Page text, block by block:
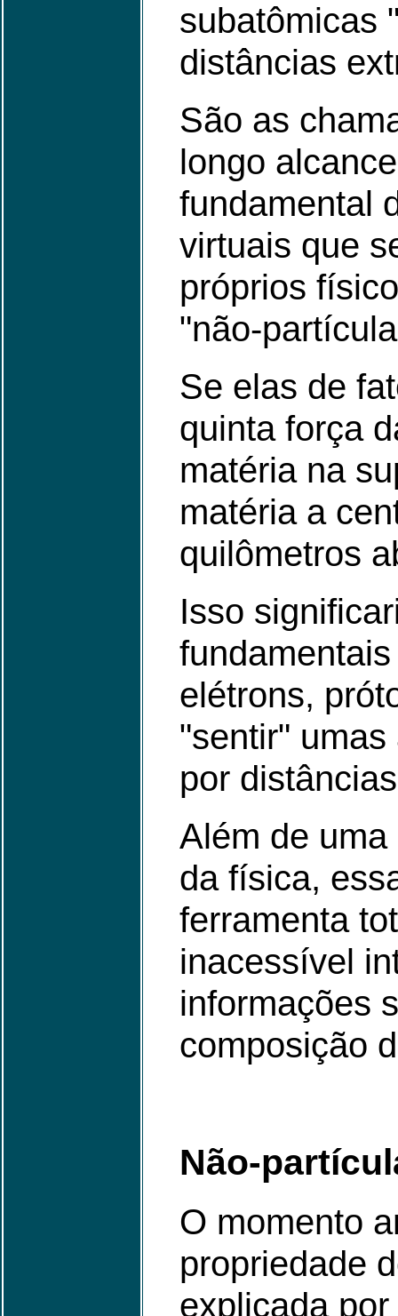
subatômicas
distâncias
São as
longo
fundamental
virtuais que
próprios
"não-
Se elas de
quinta força
matéria na
matéria a
quilômetros
Isso
elétrons,
"sentir"
por
Além de
da física,
ferramenta
inacessível
informações
composição
Não-
O momento
propriedade
explicada